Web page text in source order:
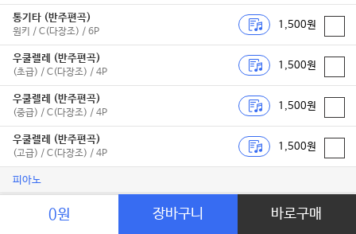
통기타 (반주편곡)
원키 / C(다장조) / 6P
1,500원
우쿨렐레 (반주편곡)
(초급) / C(다장조) / 4P
1,500원
우쿨렐레 (반주편곡)
(중급) / C(다장조) / 4P
1,500원
우쿨렐레 (반주편곡)
(고급) / C(다장조) / 4P
1,500원
피아노
피아노 3단
원키 / C(다장조) / 5P
1,500원
0원 장바구니 바로구매